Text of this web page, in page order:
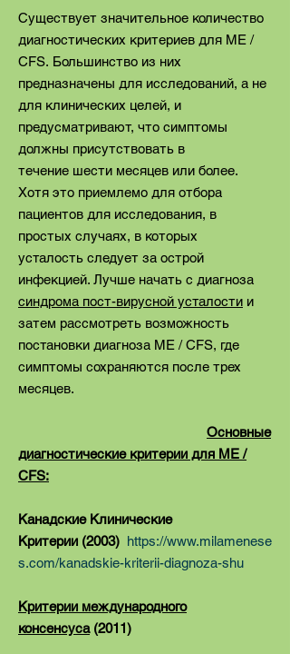
Существует значительное количество
диагностических критериев для ME /
CFS. Большинство из них
предназначены для исследований, а не
для клинических целей, и
предусматривают, что симптомы
должны присутствовать в
течение шести месяцев или более.
Хотя это приемлемо для отбора
пациентов для исследования, в
простых случаях, в которых
усталость следует за острой
инфекцией. Лучше начать с диагноза
синдрома пост-вирусной усталости и
затем рассмотреть возможность
постановки диагноза ME / CFS, где
симптомы сохраняются после трех
месяцев.
Основные
диагностические критерии для ME /
CFS:
Канадские Клинические
Критерии (2003) https://www.milamenese
s.com/kanadskie-kriterii-diagnoza-shu
Критерии международного
консенсуса(2011)